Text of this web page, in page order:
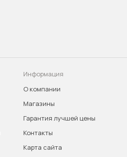
Информация
О компании
Магазины
Гарантия лучшей цены
Контакты
Карта сайта